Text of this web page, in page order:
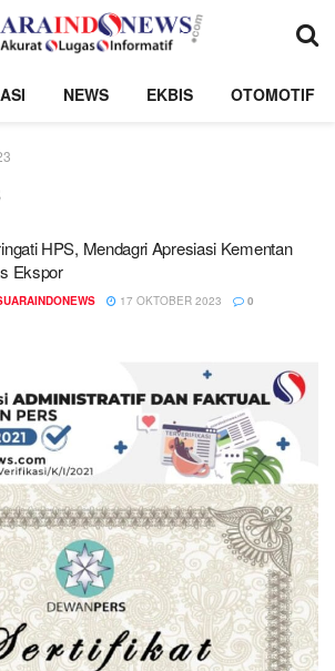
NEWS EKBIS OTOMOTIF
HPS, Mendagri Apresiasi Kementan
Ekspor
17 OKTOBER 2023 0